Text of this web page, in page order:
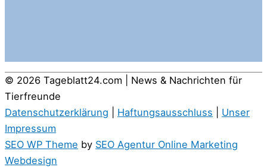
© 2026 Tageblatt24.com | News & Nachrichten für
Tierfreunde
Datenschutzerklärung
Haftungsausschluss
Unser
Impressum
SEO WP Theme by SEO Agentur Online Marketing
Webdesign